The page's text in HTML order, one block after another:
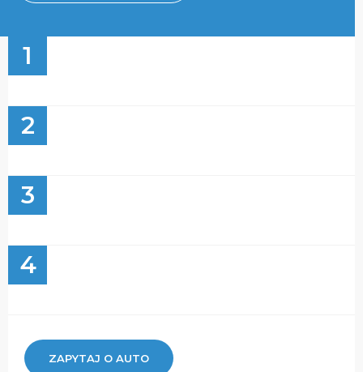
1
2
3
4
ZAPYTAJ O AUTO